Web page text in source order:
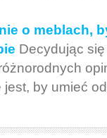
o meblach,
Decydując
jest, by umieć